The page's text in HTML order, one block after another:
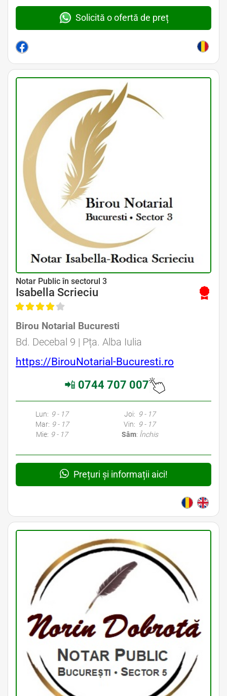
Solicită o ofertă de preț
Avocat Specializat în Drept Civil • Avocat Specializat în Dreptul Familiei
Notar Public în sectorul 3
Isabella Scrieciu
Birou Notarial Bucuresti
Bd. Decebal 9 | Pța. Alba Iulia
https://BirouNotarial-Bucuresti.ro
📲 0744 707 007
Avocati Bucuresti • Cabinete Avocatura Bucuresti • Avocati Specializati Bucuresti • Avocat Bun Bucuresti • Avocat Bucuresti • Bucuresti Avocat • Avocat
Lun: 9 - 17
Mar: 9 - 17
Mie: 9 - 17
Joi: 9 - 17
Vin: 9 - 17
Sâm: Închis
Prețuri și informații aici!